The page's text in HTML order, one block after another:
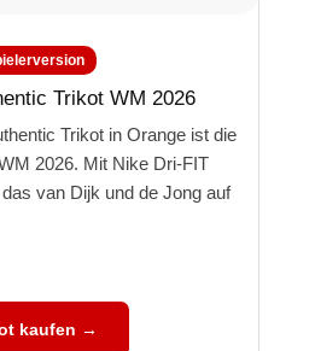
Trikot WM 2026
Trikot in Orange ist die
2026. Mit Nike Dri-FIT
van Dijk und de Jong auf
kaufen →